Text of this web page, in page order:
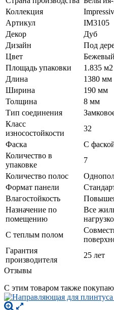
Коллекция
Артикул
IM3105
Декор
Дуб
Дизайн
Под
Цвет
Бежевый
Площадь упаковки
1.835 м2
Длина
1380 мм
Ширина
190 мм
Толщина
8 мм
Тип соединения
Класс
износостойкости
32
Фаска
С
Количество в
упаковке
7
Количество полос
Формат панели
Влагостойкость
Назначение по
помещению
Все
С теплым полом
Гарантия
производителя
25 лет
Отзывы
С этим товаром также